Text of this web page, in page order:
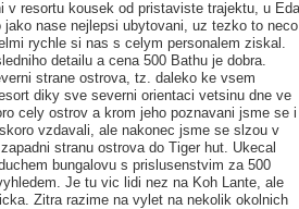
v resortu kousek od pristaviste trajektu, u Eda
nase nejlepsi ubytovani, uz tezko to neco
rychle si nas s celym personalem ziskal.
detailu a cena 500 Bathu je dobra.
strane ostrova, tz. daleko ke vsem
diky sve severni orientaci vetsinu dne ve
cely ostrov a krom jeho poznavani jsme se i
vzdavali, ale nakonec jsme se slzou v
stranu ostrova do Tiger hut. Ukecal
bungalovu s prislusenstvim za 500
Je tu vic lidi nez na Koh Lante, ale
Zitra razime na vylet na nekolik okolnich